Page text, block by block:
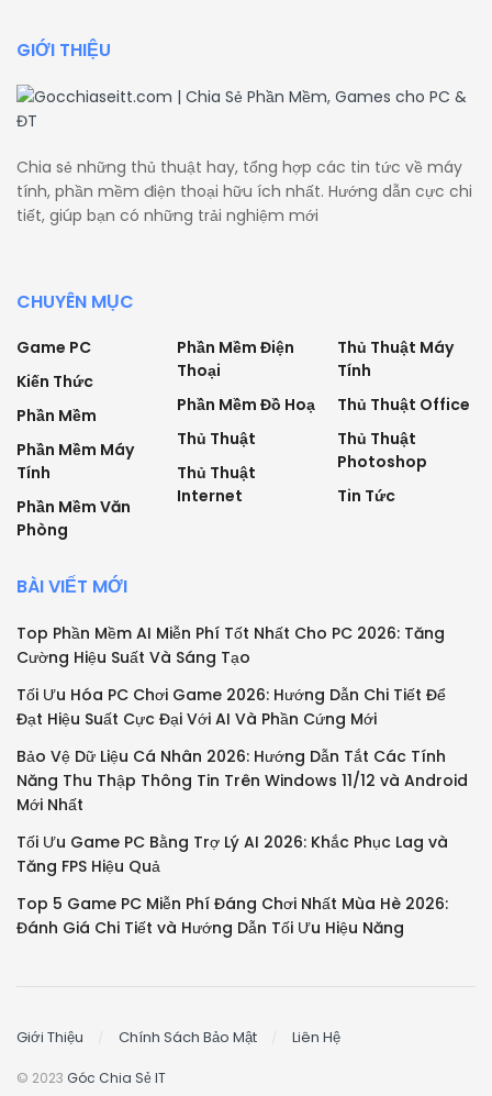
GIỚI THIỆU
Chia sẻ những thủ thuật hay, tổng hợp các tin tức về máy
tính, phần mềm điện thoại hữu ích nhất. Hướng dẫn cực chi
tiết, giúp bạn có những trải nghiệm mới
CHUYÊN MỤC
Game PC
Kiến Thức
Phần Mềm
Phần Mềm Máy
Tính
Phần Mềm Văn
Phòng
Phần Mềm Điện
Thoại
Phần Mềm Đồ Hoạ
Thủ Thuật
Thủ Thuật
Internet
Thủ Thuật Máy
Tính
Thủ Thuật Office
Thủ Thuật
Photoshop
Tin Tức
BÀI VIẾT MỚI
Top Phần Mềm AI Miễn Phí Tốt Nhất Cho PC 2026: Tăng
Cường Hiệu Suất Và Sáng Tạo
Tối Ưu Hóa PC Chơi Game 2026: Hướng Dẫn Chi Tiết Để
Đạt Hiệu Suất Cực Đại Với AI Và Phần Cứng Mới
Bảo Vệ Dữ Liệu Cá Nhân 2026: Hướng Dẫn Tắt Các Tính
Năng Thu Thập Thông Tin Trên Windows 11/12 và Android
Mới Nhất
Tối Ưu Game PC Bằng Trợ Lý AI 2026: Khắc Phục Lag và
Tăng FPS Hiệu Quả
Top 5 Game PC Miễn Phí Đáng Chơi Nhất Mùa Hè 2026:
Đánh Giá Chi Tiết và Hướng Dẫn Tối Ưu Hiệu Năng
Giới Thiệu Chính Sách Bảo Mật Liên Hệ
© 2023 Góc Chia Sẻ IT